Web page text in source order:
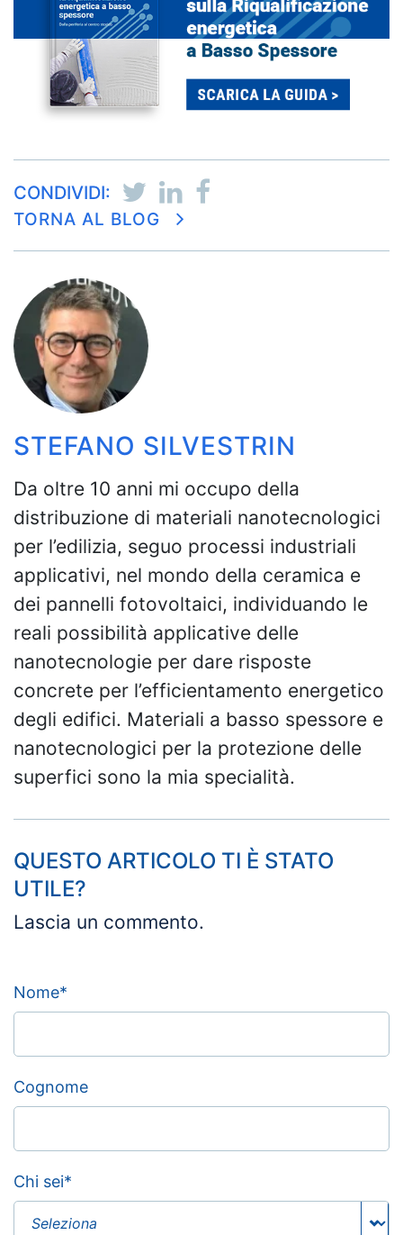
CONDIVIDI:
TORNA AL BLOG
STEFANO SILVESTRIN
Da oltre 10 anni mi occupo della
distribuzione di materiali nanotecnologici
per l’edilizia, seguo processi industriali
applicativi, nel mondo della ceramica e
dei pannelli fotovoltaici, individuando le
reali possibilità applicative delle
nanotecnologie per dare risposte
concrete per l’efficientamento energetico
degli edifici. Materiali a basso spessore e
nanotecnologici per la protezione delle
superfici sono la mia specialità.
QUESTO ARTICOLO TI È STATO
UTILE?
Lascia un commento.
Nome*
Cognome
Chi sei*